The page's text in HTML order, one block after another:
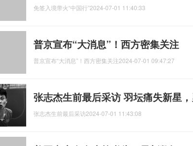
免签入境带火“中国行”2024-07-01 11:40:33
普京宣布“大消息”！西方密集关注
普京宣布“大消息”！西方密集关注2024-07-01 09:47:27
张志杰生前最后采访 羽坛痛失新星
张志杰生前最后采访2024-07-01 11:43:08